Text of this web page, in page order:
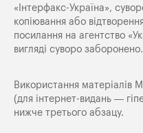
«Iнтерфакс-Україна»,
копіювання або
посилання на агентство
вигляді суворо заборонено.
Використання матеріалів
(для інтернет-видань —
нижче третього абзацу.